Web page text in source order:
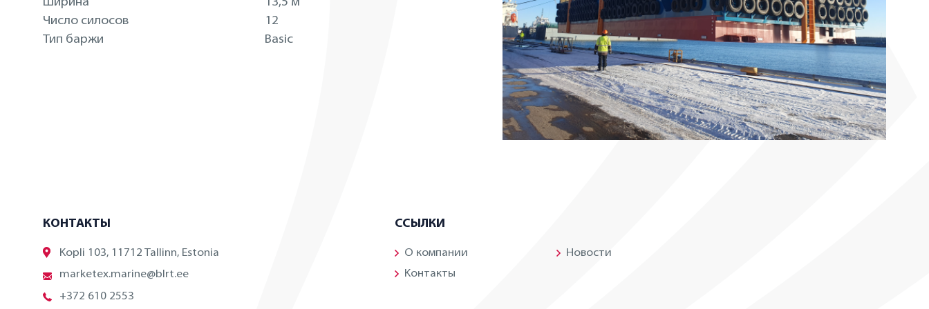
Число силосов
12
Тип баржи
Basic
КОНТАКТЫ
Kopli 103, 11712 Tallinn, Estonia
marketex.marine@blrt.ee
+372 610 2553
ССЫЛКИ
О компании
Kонтакты
Новости